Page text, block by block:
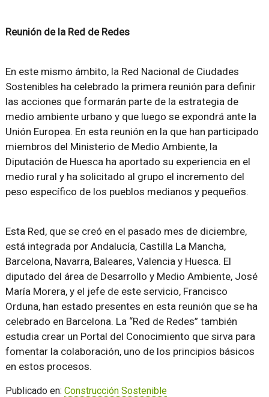
Reunión de la Red de Redes
En este mismo ámbito, la Red Nacional de Ciudades
Sostenibles ha celebrado la primera reunión para definir
las acciones que formarán parte de la estrategia de
medio ambiente urbano y que luego se expondrá ante la
Unión Europea. En esta reunión en la que han participado
miembros del Ministerio de Medio Ambiente, la
Diputación de Huesca ha aportado su experiencia en el
medio rural y ha solicitado al grupo el incremento del
peso específico de los pueblos medianos y pequeños.
Esta Red, que se creó en el pasado mes de diciembre,
está integrada por Andalucía, Castilla La Mancha,
Barcelona, Navarra, Baleares, Valencia y Huesca. El
diputado del área de Desarrollo y Medio Ambiente, José
María Morera, y el jefe de este servicio, Francisco
Orduna, han estado presentes en esta reunión que se ha
celebrado en Barcelona. La “Red de Redes” también
estudia crear un Portal del Conocimiento que sirva para
fomentar la colaboración, uno de los principios básicos
en estos procesos.
Publicado en: Construcción Sostenible